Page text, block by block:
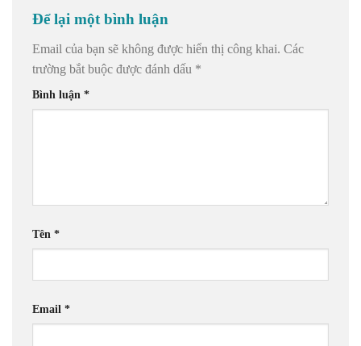
Để lại một bình luận
Email của bạn sẽ không được hiển thị công khai. Các
trường bắt buộc được đánh dấu *
Bình luận *
Tên *
Email *